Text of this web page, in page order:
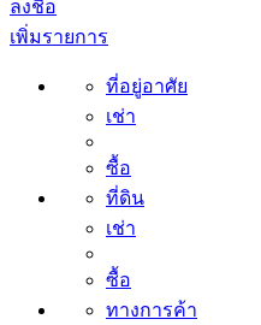
ลงชื่อ
เพิ่มรายการ
ที่อยู่อาศัย
เช่า
ซื้อ
ที่ดิน
เช่า
ซื้อ
ทางการค้า